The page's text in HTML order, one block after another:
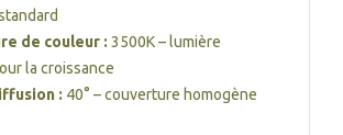
de couleur : 3500K – lumière
la croissance
: 40° – couverture homogène